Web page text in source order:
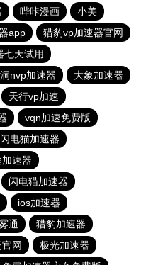
哔咔漫画
小美
app
猎豹vp加速器官网
七天试用
nvp加速器
大象加速器
天行vp加速
vqn加速免费版
闪电猫加速器
速器
闪电猫加速器
ios加速器
通
猎豹加速器
网
极光加速器